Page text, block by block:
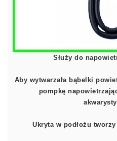
Służy do
Aby wytwarzała bąbelki
pompkę
Ukryta w podłożu